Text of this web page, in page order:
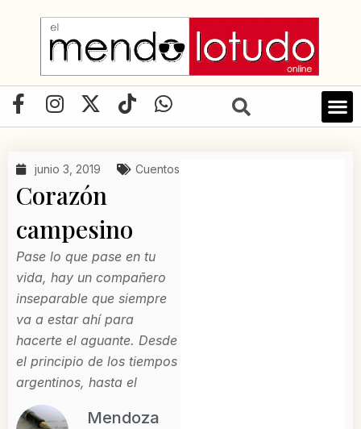
contenido
F
a
e
b
o
o
k
-
f
I
n
t
g
r
a
m
X
-
w
t
t
e
r
T
i
t
o
W
h
t
junio 3, 2019 Cuentos
Corazón
campesino
Pase lo que pase en tu
vida, hay un compañero
inseparable que siempre
va a estar ahí para
hacerte el aguante. Desde
el principio de los tiempos
argentinos, hasta el
Mendoza